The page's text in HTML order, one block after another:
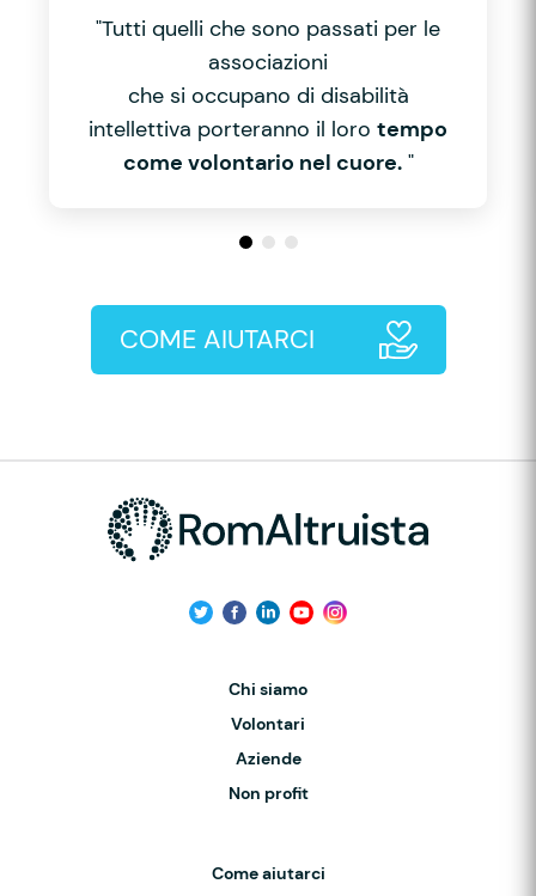
"Tutti quelli che sono passati per le
associazioni
che si occupano di disabilità
intellettiva porteranno il loro tempo
come volontario nel cuore."
COME AIUTARCI
Chi siamo
Volontari
Aziende
Non profit
Come aiutarci